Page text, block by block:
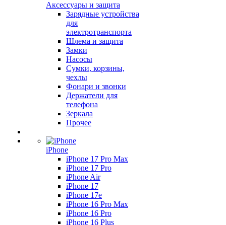
Аксессуары и защита
Зарядные устройства
для
электротранспорта
Шлема и защита
Замки
Насосы
Сумки, корзины,
чехлы
Фонари и звонки
Держатели для
телефона
Зеркала
Прочее
iPhone
iPhone 17 Pro Max
iPhone 17 Pro
iPhone Air
iPhone 17
iPhone 17e
iPhone 16 Pro Max
iPhone 16 Pro
iPhone 16 Plus